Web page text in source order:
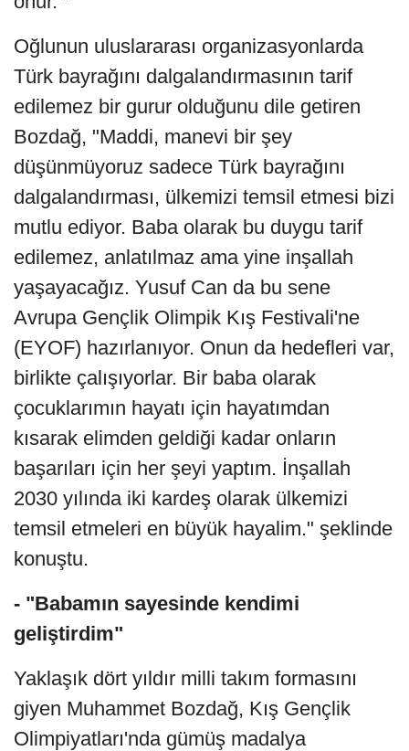
Oğlunun uluslararası organizasyonlarda
Türk bayrağını dalgalandırmasının tarif
edilemez bir gurur olduğunu dile getiren
Bozdağ, "Maddi, manevi bir şey
düşünmüyoruz sadece Türk bayrağını
dalgalandırması, ülkemizi temsil etmesi bizi
mutlu ediyor. Baba olarak bu duygu tarif
edilemez, anlatılmaz ama yine inşallah
yaşayacağız. Yusuf Can da bu sene
Avrupa Gençlik Olimpik Kış Festivali'ne
(EYOF) hazırlanıyor. Onun da hedefleri var,
birlikte çalışıyorlar. Bir baba olarak
çocuklarımın hayatı için hayatımdan
kısarak elimden geldiği kadar onların
başarıları için her şeyi yaptım. İnşallah
2030 yılında iki kardeş olarak ülkemizi
temsil etmeleri en büyük hayalim." şeklinde
konuştu.
- "Babamın sayesinde kendimi
geliştirdim"
Yaklaşık dört yıldır milli takım formasını
giyen Muhammet Bozdağ, Kış Gençlik
Olimpiyatları'nda gümüş madalya